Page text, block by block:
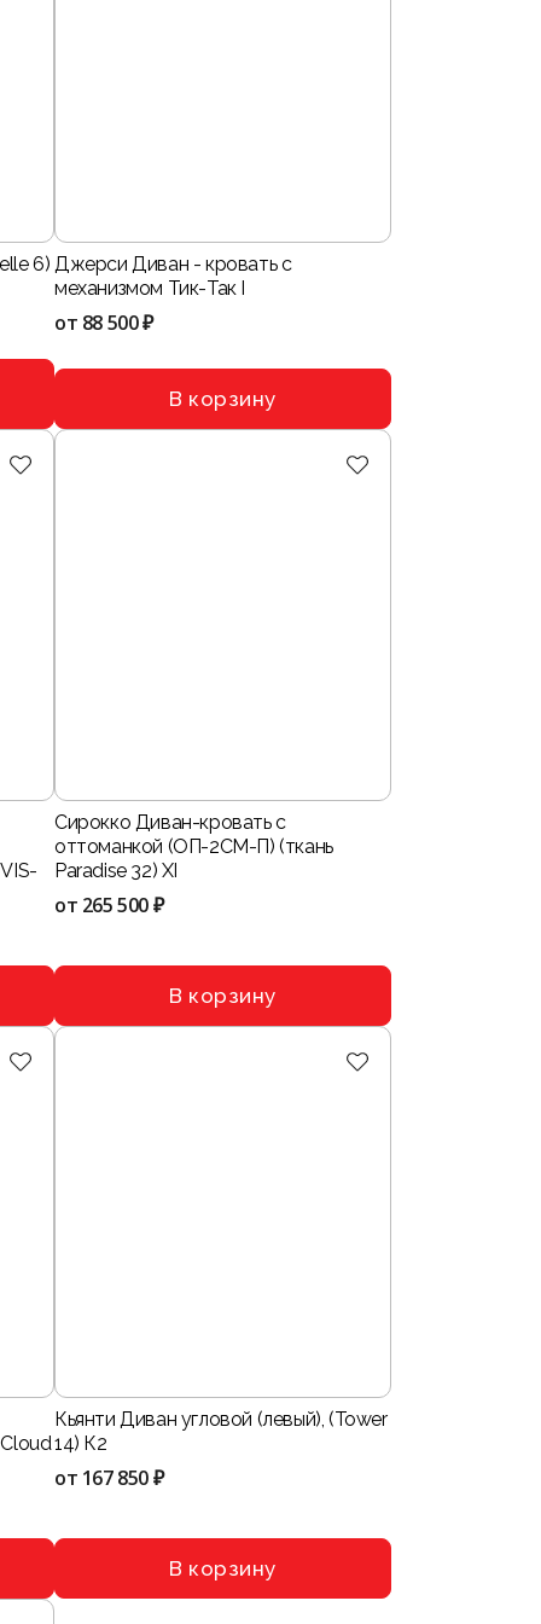
6) Джерси Диван - кровать с
механизмом Тик-Так I
от 88 500 ₽
В корзину
Сирокко Диван-кровать с
оттоманкой (ОП-2СМ-П) (ткань
Paradise 32) XI
от 265 500 ₽
В корзину
Кьянти Диван угловой (левый), (Tower
14) К2
от 167 850 ₽
В корзину